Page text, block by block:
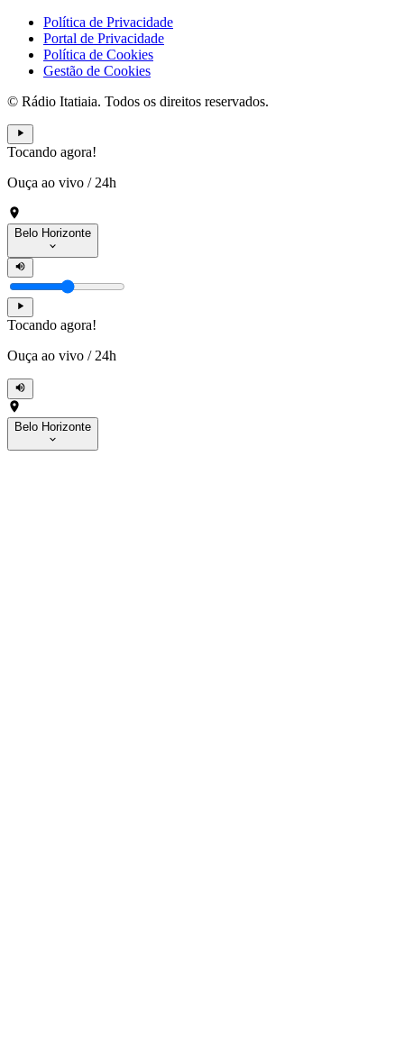
Política de Privacidade
Portal de Privacidade
Política de Cookies
Gestão de Cookies
© Rádio Itatiaia. Todos os direitos reservados.
Tocando agora!
Ouça ao vivo / 24h
Belo Horizonte
Tocando agora!
Ouça ao vivo / 24h
Belo Horizonte